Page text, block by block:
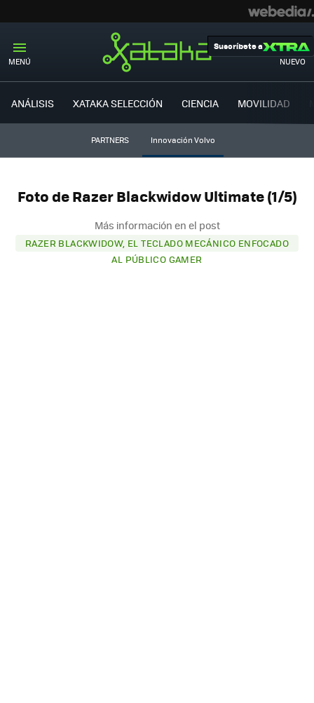
MENÚ NUEVO
Suscríbete a
ANÁLISIS XATAKA SELECCIÓN CIENCIA MOVILIDAD
PARTNERS Innovación Volvo
Foto de Razer Blackwidow Ultimate (1/5)
Más información en el post
RAZER BLACKWIDOW, EL TECLADO MECÁNICO ENFOCADO
AL PÚBLICO GAMER